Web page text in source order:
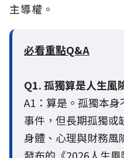
主導權。
必看重點Q&A
Q1. 孤獨算是人生風
A1：算是。孤獨本
事件，但長期孤獨或
身體、心理與財務風
發布的《2026人生